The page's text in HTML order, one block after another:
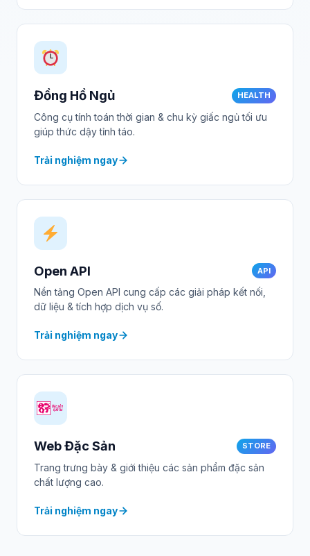
Đồng Hồ Ngủ HEALTH
Công cụ tính toán thời gian & chu kỳ giấc ngủ tối ưu
giúp thức dậy tỉnh táo.
Trải nghiệm ngay
Open API API
Nền tảng Open API cung cấp các giải pháp kết nối,
dữ liệu & tích hợp dịch vụ số.
Trải nghiệm ngay
Web Đặc Sản STORE
Trang trưng bày & giới thiệu các sản phẩm đặc sản
chất lượng cao.
Trải nghiệm ngay